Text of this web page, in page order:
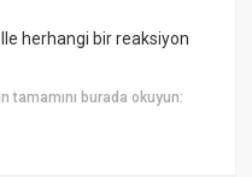
herhangi bir reaksiyon
tamamını burada okuyun: